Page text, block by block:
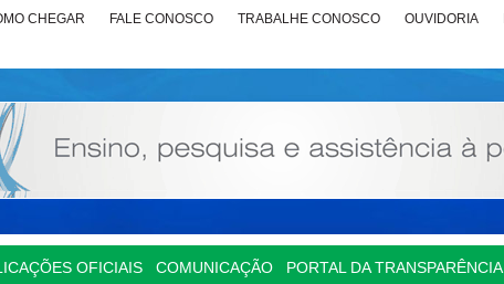
CHEGAR FALE CONOSCO TRABALHE CONOSCO OUVIDORIA
OFICIAIS COMUNICAÇÃO PORTAL DA TRANSPARÊNCIA